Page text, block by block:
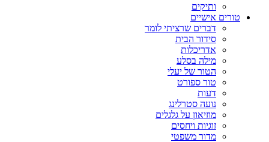
ותיקים
טורים אישיים
דברים שרציתי לומר
סידור הבית
אדריכלות
מילה בסלע
הטור של יעלי
טור ספורט
דעות
נועה סטרלינג
מוזיאון על גלגלים
זוגיות ויחסים
מדור משפטי